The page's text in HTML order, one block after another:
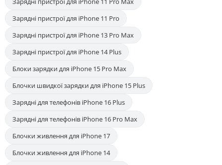
Зарядні пристрої для iPhone 11 Pro
Зарядні пристрої для iPhone 13 Pro Max
Зарядні пристрої для iPhone 14 Plus
Блоки зарядки для iPhone 15 Pro Max
Блочки швидкої зарядки для iPhone 15 Plus
Зарядні для телефонів iPhone 16 Plus
Зарядні для телефонів iPhone 16 Pro Max
Блочки живлення для iPhone 17
Блочки живлення для iPhone 14